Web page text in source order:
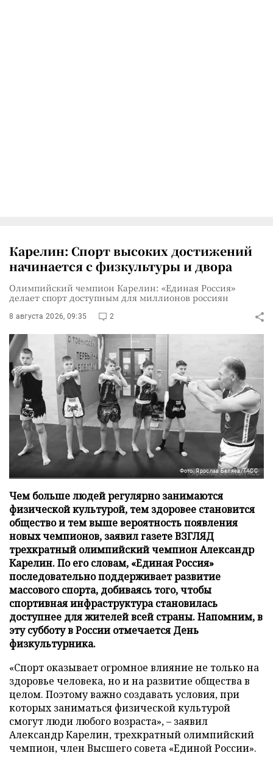
Карелин: Спорт высоких достижений
начинается с физкультуры и двора
Олимпийский чемпион Карелин: «Единая Россия»
делает спорт доступным для миллионов россиян
8 августа 2026, 09:35 2
Фото: Ярослав Беляев/ТАСС
Чем больше людей регулярно занимаются
физической культурой, тем здоровее становится
общество и тем выше вероятность появления
новых чемпионов, заявил газете ВЗГЛЯД
трехкратный олимпийский чемпион Александр
Карелин. По его словам, «Единая Россия»
последовательно поддерживает развитие
массового спорта, добиваясь того, чтобы
спортивная инфраструктура становилась
доступнее для жителей всей страны. Напомним, в
эту субботу в России отмечается День
физкультурника.
«Спорт оказывает огромное влияние не только на
здоровье человека, но и на развитие общества в
целом. Поэтому важно создавать условия, при
которых заниматься физической культурой
смогут люди любого возраста», – заявил
Александр Карелин, трехкратный олимпийский
чемпион, член Высшего совета «Единой России».